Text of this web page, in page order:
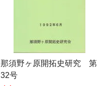
那須野ヶ原開拓史研究 第
32号